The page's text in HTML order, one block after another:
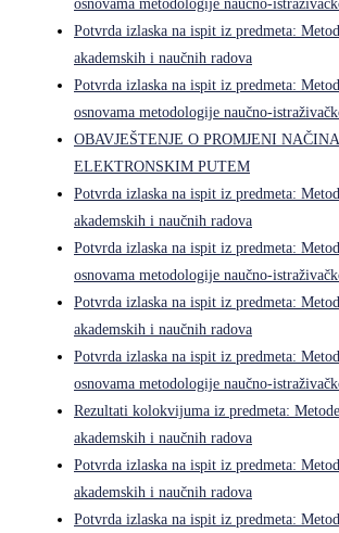
osnovama metodologije naučno-
Potvrda izlaska na ispit iz predmeta:
akademskih i naučnih radova
Potvrda izlaska na ispit iz predmeta:
osnovama metodologije naučno-
OBAVJEŠTENJE O PROMJENI
ELEKTRONSKIM PUTEM
Potvrda izlaska na ispit iz predmeta:
akademskih i naučnih radova
Potvrda izlaska na ispit iz predmeta:
osnovama metodologije naučno-
Potvrda izlaska na ispit iz predmeta:
akademskih i naučnih radova
Potvrda izlaska na ispit iz predmeta:
osnovama metodologije naučno-
Rezultati kolokvijuma iz predmeta:
akademskih i naučnih radova
Potvrda izlaska na ispit iz predmeta:
akademskih i naučnih radova
Potvrda izlaska na ispit iz predmeta: